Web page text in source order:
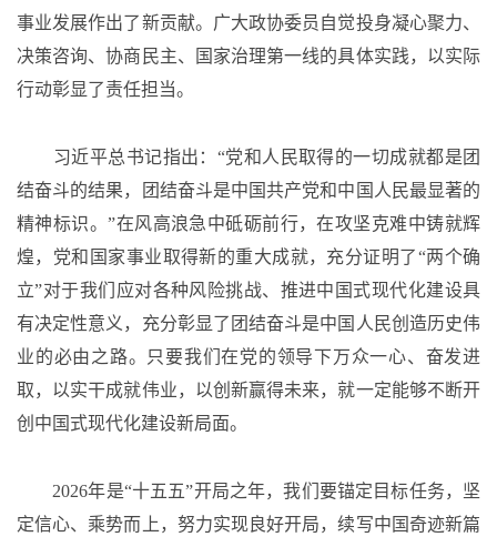
事业发展作出了新贡献。广大政协委员自觉投身凝心聚力、
决策咨询、协商民主、国家治理第一线的具体实践，以实际
行动彰显了责任担当。
习近平总书记指出： “党和人民取得的一切成就都是团
结奋斗的结果，团结奋斗是中国共产党和中国人民最显著的
精神标识。”在风高浪急中砥砺前行，在攻坚克难中铸就辉
煌，党和国家事业取得新的重大成就，充分证明了“两个确
立”对于我们应对各种风险挑战、推进中国式现代化建设具
有决定性意义，充分彰显了团结奋斗是中国人民创造历史伟
业的必由之路。只要我们在党的领导下万众一心、奋发进
取，以实干成就伟业，以创新赢得未来，就一定能够不断开
创中国式现代化建设新局面。
2026年是“十五五”开局之年，我们要锚定目标任务，坚
定信心、乘势而上，努力实现良好开局，续写中国奇迹新篇